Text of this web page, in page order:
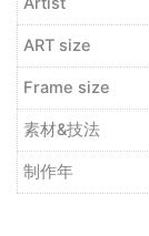
ART size
Frame size
素材&技法
制作年